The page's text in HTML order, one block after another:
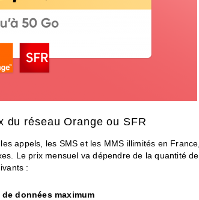
du réseau Orange ou SFR
appels, les SMS et les MMS illimités en France,
Le prix mensuel va dépendre de la quantité de
:
données maximum